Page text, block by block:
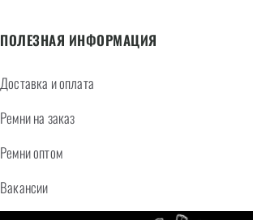
ПОЛЕЗНАЯ ИНФОРМАЦИЯ
Доставка и оплата
Ремни на заказ
Ремни оптом
Вакансии